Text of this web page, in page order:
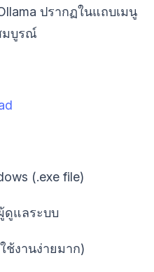
ปรากฏในแถบเมนู
มบูรณ์
(.exe file)
ดูแลระบบ
ช้งานง่ายมาก)